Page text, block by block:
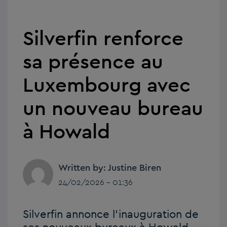
Silverfin renforce
sa présence au
Luxembourg avec
un nouveau bureau
à Howald
Written by: Justine Biren
24/02/2026 - 01:36
Silverfin annonce l’inauguration de